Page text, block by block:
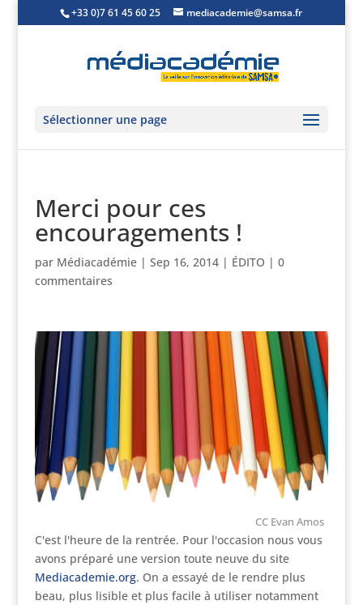
+33 0)7 61 45 60 25 mediacademie@samsa.fr
Sélectionner une page
Merci pour ces
encouragements !
par Médiacadémie| Sep 16, 2014| ÉDITO | 0
commentaires
CC Evan Amos
C'est l'heure de la rentrée. Pour l'occasion nous vous
avons préparé une version toute neuve du site
Mediacademie.org. On a essayé de le rendre plus
beau, plus lisible et plus facile à utiliser notamment